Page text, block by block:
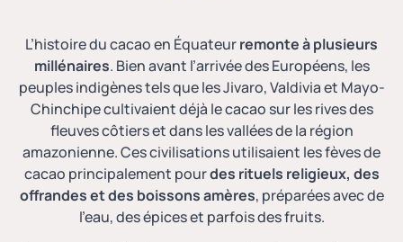
L’histoire du cacao en Équateurremonte à plusieurs
millénaires. Bien avant l’arrivée des Européens, les
peuples indigènes tels que les Jivaro, Valdivia et Mayo-
Chinchipe cultivaient déjà le cacao sur les rives des
fleuves côtiers et dans les vallées de la région
amazonienne. Ces civilisations utilisaient les fèves de
cacao principalement pourdes rituels religieux, des
offrandes et des boissons amères, préparées avec de
l’eau, des épices et parfois des fruits.